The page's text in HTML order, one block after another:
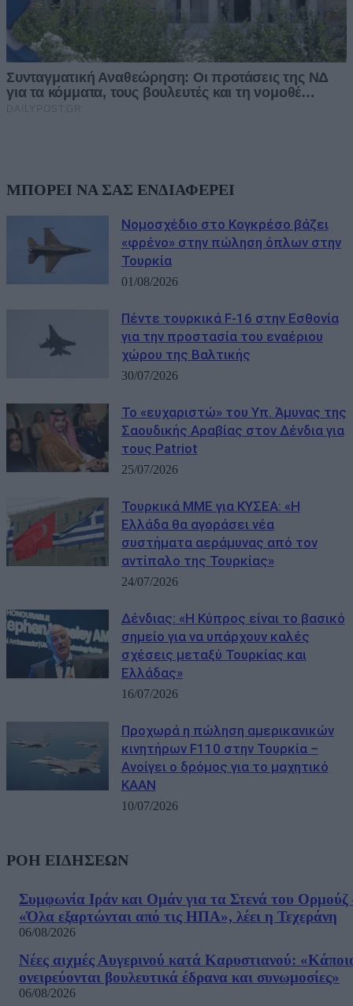
ΜΠΟΡΕΙ ΝΑ ΣΑΣ ΕΝΔΙΑΦΕΡΕΙ
Νομοσχέδιο στο Κογκρέσο βάζει
«φρένο» στην πώληση όπλων στην
Τουρκία
01/08/2026
Πέντε τουρκικά F-16 στην Εσθονία
για την προστασία του εναέριου
χώρου της Βαλτικής
30/07/2026
Το «ευχαριστώ» του Υπ. Άμυνας της
Σαουδικής Αραβίας στον Δένδια για
τους Patriot
25/07/2026
Τουρκικά ΜΜΕ για ΚΥΣΕΑ: «Η
Ελλάδα θα αγοράσει νέα
συστήματα αεράμυνας από τον
αντίπαλο της Τουρκίας»
24/07/2026
Δένδιας: «Η Κύπρος είναι το βασικό
σημείο για να υπάρχουν καλές
σχέσεις μεταξύ Τουρκίας και
Ελλάδας»
16/07/2026
Προχωρά η πώληση αμερικανικών
κινητήρων F110 στην Τουρκία –
Ανοίγει ο δρόμος για το μαχητικό
KAAN
10/07/2026
ΡΟΗ ΕΙΔΗΣΕΩΝ
Συμφωνία Ιράν και Ομάν για τα Στενά του Ορμούζ
«Όλα εξαρτώνται από τις ΗΠΑ», λέει η Τεχεράνη
06/08/2026
Νέες αιχμές Αυγερινού κατά Καρυστιανού:
ονειρεύονται βουλευτικά έδρανα και συνωμοσίες»
06/08/2026